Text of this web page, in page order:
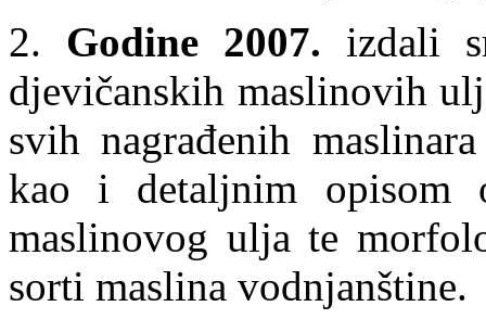
2. Godine 2007. izdali
djevičanskih maslinovih
svih nagrađenih
kao i detaljnim opisom
maslinovog ulja te
sorti maslina vodnjanštine.